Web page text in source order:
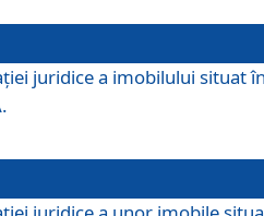
juridice a imobilului situat